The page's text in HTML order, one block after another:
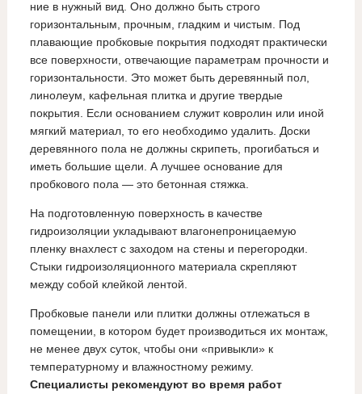
ние в нужный вид. Оно должно быть строго
горизонтальным, прочным, гладким и чистым. Под
плавающие пробковые покрытия подходят практически
все поверхности, отвечающие параметрам прочности и
горизонтальности. Это может быть деревянный пол,
линолеум, кафельная плитка и другие твердые
покрытия. Если основанием служит ковролин или иной
мягкий материал, то его необходимо удалить. Доски
деревянного пола не должны скрипеть, прогибаться и
иметь большие щели. А лучшее основание для
пробкового пола — это бетонная стяжка.
На подготовленную поверхность в качестве
гидроизоляции укладывают влагонепроницаемую
пленку внахлест с заходом на стены и перегородки.
Стыки гидроизоляционного материала скрепляют
между собой клейкой лентой.
Пробковые панели или плитки должны отлежаться в
помещении, в котором будет производиться их монтаж,
не менее двух суток, чтобы они «привыкли» к
температурному и влажностному режиму.
Специалисты рекомендуют во время работ